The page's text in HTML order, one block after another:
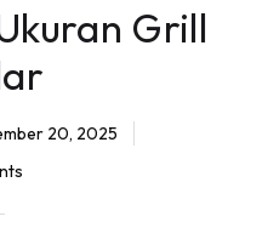
Grill
20, 2025